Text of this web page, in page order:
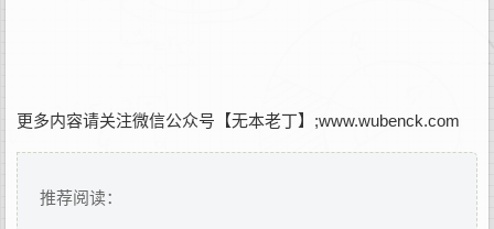
更多内容请关注微信公众号【无本老丁】;www.wubenck.com
推荐阅读：